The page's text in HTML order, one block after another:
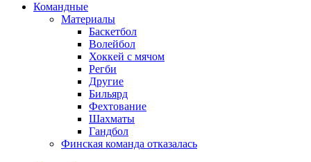
Командные
Материалы
Баскетбол
Волейбол
Хоккей с мячом
Регби
Другие
Бильярд
Фехтование
Шахматы
Гандбол
Финская команда отказалась